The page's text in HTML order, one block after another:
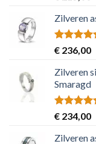
out of 5
Zilveren
Rated5.00
out of 5
€ 236,00
Zilveren
Smaragd
Rated5.00
out of 5
€ 234,00
Zilveren